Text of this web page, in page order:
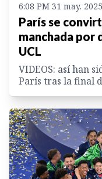
6:08 PM 31 may. 2025
París se
manchada por
UCL
VIDEOS: así han
París tras la final